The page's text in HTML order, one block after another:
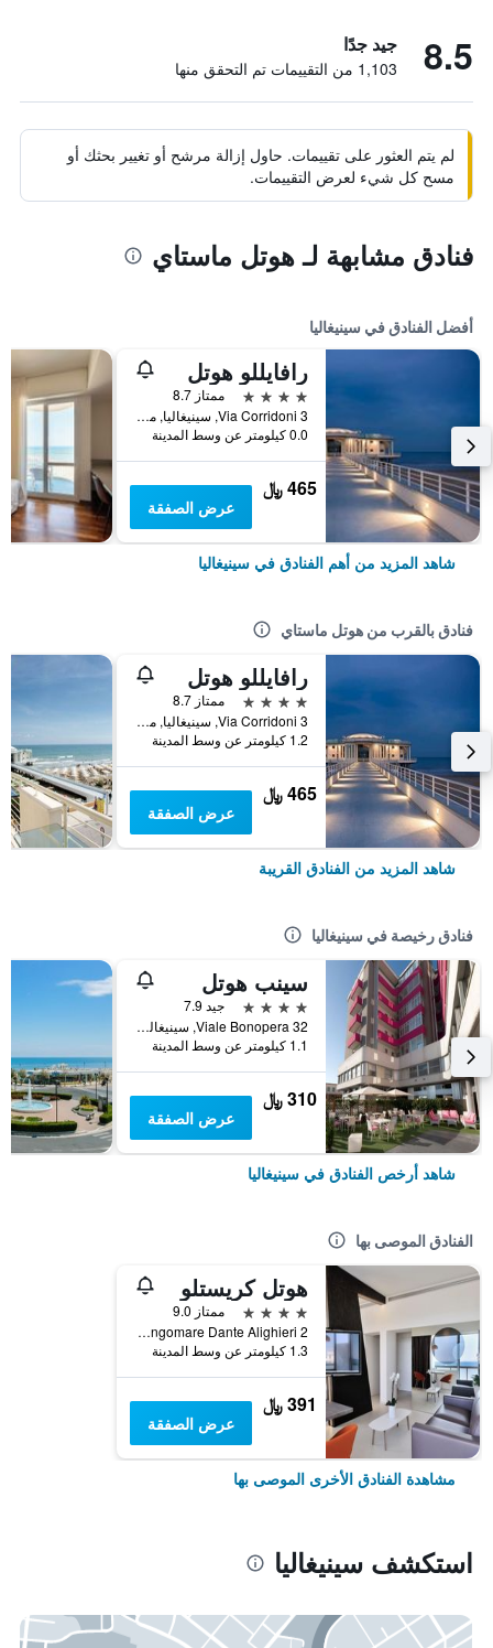
8.5 جيد جدًا
1,103 من التقييمات تم التحقق منها
لم يتم العثور على تقييمات. حاول إزالة مرشح أو تغيير بحثك أو
مسح كل شيء لعرض التقييمات.
فنادق مشابهة لـ هوتل ماستاي
أفضل الفنادق في سينيغاليا
رافايللو هوتل
4 نجوم
ممتاز 8.7
Via Corridoni 3, سينيغاليا, مقاطعة أنكونا, إيطاليا
0.0 كيلومتر عن وسط المدينة
465 ﷼
عرض الصفقة
شاهد المزيد من أهم الفنادق في سينيغاليا
فنادق بالقرب من هوتل ماستاي
رافايللو هوتل
4 نجوم
ممتاز 8.7
Via Corridoni 3, سينيغاليا, مقاطعة أنكونا, إيطاليا
1.2 كيلومتر عن وسط المدينة
465 ﷼
عرض الصفقة
شاهد المزيد من الفنادق القريبة
فنادق رخيصة في سينيغاليا
سينب هوتل
4 نجوم
جيد 7.9
Viale Bonopera 32, سينيغاليا, مقاطعة أنكونا, إيطاليا
1.1 كيلومتر عن وسط المدينة
310 ﷼
عرض الصفقة
شاهد أرخص الفنادق في سينيغاليا
الفنادق الموصى بها
هوتل كريستلو
4 نجوم
ممتاز 9.0
Lungomare Dante Alighieri 2, سينيغاليا, مقاطعة أنكونا, إيطاليا
1.3 كيلومتر عن وسط المدينة
391 ﷼
عرض الصفقة
مشاهدة الفنادق الأخرى الموصى بها
استكشف سينيغاليا